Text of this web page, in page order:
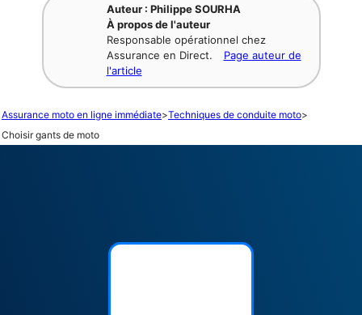
Auteur : Philippe SOURHA
À propos de l'auteur
Responsable opérationnel chez
Assurance en Direct.
Page auteur de
l'article
Assurance moto en ligne immédiate>Techniques de conduite moto>
Choisir gants de moto